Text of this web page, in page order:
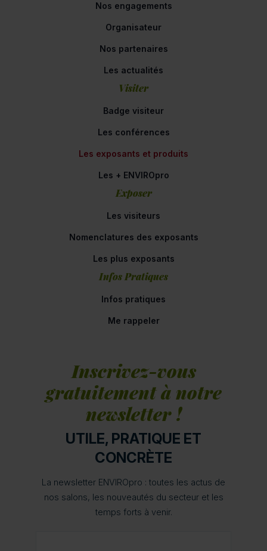
Nos engagements
Organisateur
Nos partenaires
Les actualités
Visiter
Badge visiteur
Les conférences
Les exposants et produits
Les + ENVIROpro
Exposer
Les visiteurs
Nomenclatures des exposants
Les plus exposants
Infos Pratiques
Infos pratiques
Me rappeler
Inscrivez-vous
gratuitement à notre
newsletter !
UTILE, PRATIQUE ET
CONCRÈTE
La newsletter ENVIROpro : toutes les actus de
nos salons, les nouveautés du secteur et les
temps forts à venir.